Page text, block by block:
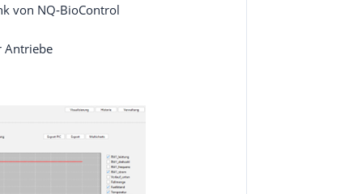
von NQ‑BioControl
Antriebe